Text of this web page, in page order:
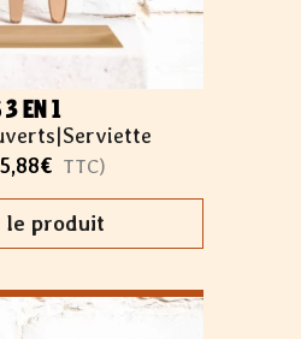
EN 1
|Serviette
€ TTC)
le produit